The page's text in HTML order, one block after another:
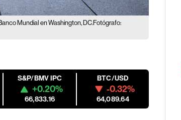
Mundial en Washington, DC.Fotógrafo:
S&P/BMV IPC
+0.20%
66,833.16
BTC/USD
-0.32%
64,089.64